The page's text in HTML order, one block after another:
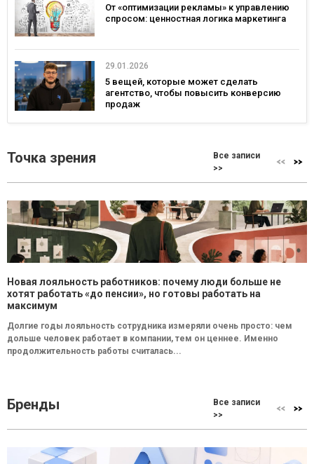
От «оптимизации рекламы» к управлению
спросом: ценностная логика маркетинга
29.01.2026
5 вещей, которые может сделать
агентство, чтобы повысить конверсию
продаж
Точка зрения
Все записи
>>
Новая лояльность работников: почему люди больше не
хотят работать «до пенсии», но готовы работать на
максимум
Долгие годы лояльность сотрудника измеряли очень просто: чем
дольше человек работает в компании, тем он ценнее. Именно
продолжительность работы считалась...
Бренды
Все записи
>>